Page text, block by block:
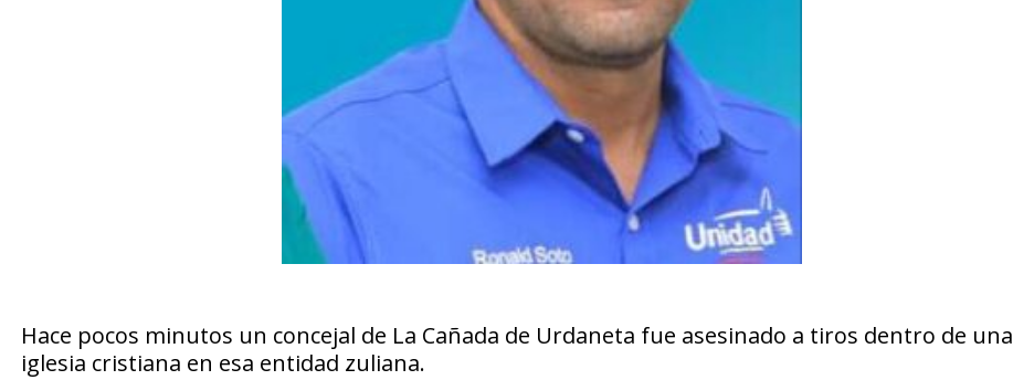
Hace pocos minutos un concejal de La Cañada de Urdaneta fue asesinado a tiros dentro de una
iglesia cristiana en esa entidad zuliana.